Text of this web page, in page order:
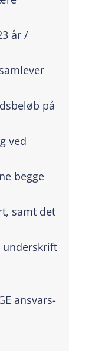
år /
på
ved
begge
samt det
underskrift
ansvars-